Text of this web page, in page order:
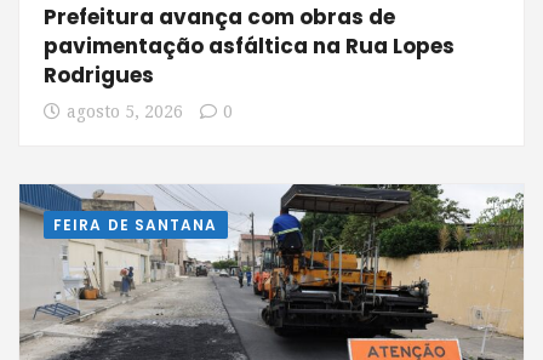
Prefeitura avança com obras de
pavimentação asfáltica na Rua Lopes
Rodrigues
agosto 5, 2026 0
FEIRA DE SANTANA